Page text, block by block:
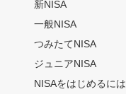
新NISA
一般NISA
つみたてNISA
ジュニアNISA
NISAをはじめるには